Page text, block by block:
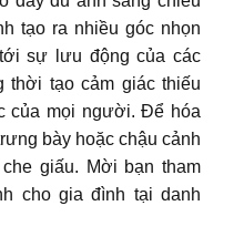
tạo ra nhiều góc nhọn
sự lưu động của các
thời tạo cảm giác thiếu
của mọi người. Để hóa
bày hoặc chậu cảnh
giấu. Mời bạn tham
cho gia đình tại danh